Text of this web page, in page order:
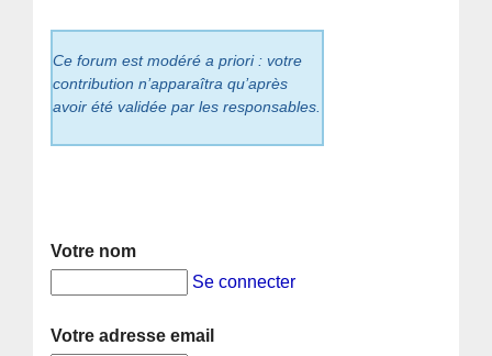
Ce forum est modéré a priori : votre
contribution n’apparaîtra qu’après
avoir été validée par les responsables.
Votre nom
Se connecter
Votre adresse email